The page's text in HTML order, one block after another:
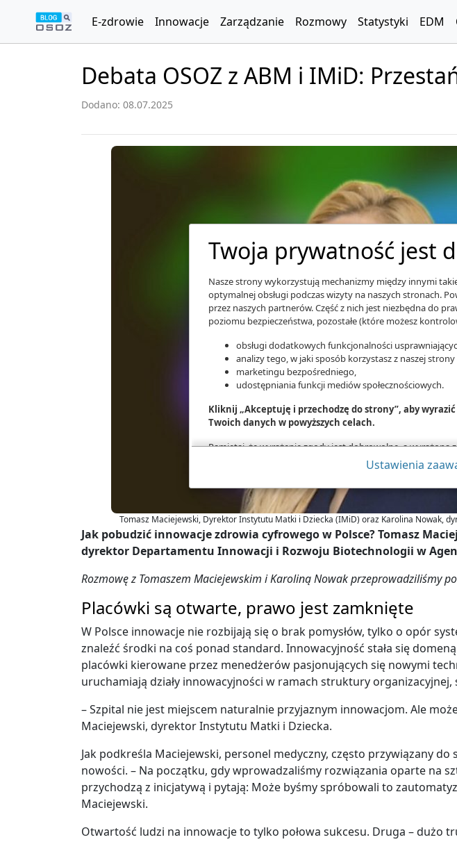
E-zdrowie Innowacje Zarządzanie Rozmowy Statystyki EDM
Debata OSOZ z ABM i IMiD:
Dodano: 08.07.2025
Tomasz Maciejewski, Dyrektor Instytutu Matki i Dziecka (IMiD) oraz Karolina Nowak,
Jak pobudzić innowacje zdrowia cyfrowego w Polsce? Tomasz
dyrektor Departamentu Innowacji i Rozwoju Biotechnologii w
Rozmowę z Tomaszem Maciejewskim i Karoliną Nowak przeprowadziliśmy
Placówki są otwarte, prawo jest zamknięte
W Polsce innowacje nie rozbijają się o brak pomysłów, tylko o opór
znaleźć środki na coś ponad standard. Innowacyjność stała się
placówki kierowane przez menedżerów pasjonujących się nowymi
uruchamiają działy innowacyjności w ramach struktury
– Szpital nie jest miejscem naturalnie przyjaznym innowacjom. Ale
Maciejewski, dyrektor Instytutu Matki i Dziecka.
Jak podkreśla Maciejewski, personel medyczny, często przywiązany
nowości. – Na początku, gdy wprowadzaliśmy rozwiązania oparte na
przychodzą z inicjatywą i pytają: Może byśmy spróbowali to
Maciejewski.
Otwartość ludzi na innowacje to tylko połowa sukcesu. Druga – dużo
Twoja prywatność jest
Nasze strony wykorzystują mechanizmy między innymi
optymalnej obsługi podczas wizyty na naszych stronach.
przez naszych partnerów. Część z nich jest niezbędna do
poziomu bezpieczeństwa, pozostałe (które możesz
obsługi dodatkowych funkcjonalności
analizy tego, w jaki sposób korzystasz z naszej strony
marketingu bezpośredniego,
udostępniania funkcji mediów społecznościowych.
Kliknij „Akceptuję i przechodzę do strony”, aby
Twoich danych w powyższych celach.
Pamiętaj, że wyrażenie zgody jest dobrowolne, a wyrażoną
na przetwarzanie Twoich danych tylko w niektórych celach.
konfigurację szczegółową - możesz tego dokonać za
Więcej informacji na temat wykorzystywania narzędzi
Ustawienia